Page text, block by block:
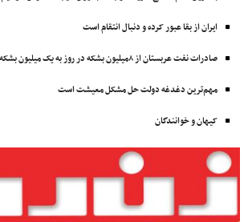
ایران از بقا عبور کرده و دنبال انتقام است
صادرات نفت عربستان از ۸میلیون بشکه در روز به یک میلیون بشکه کاهش یافت
مهم‌ترین دغدغه دولت حل مشکل معیشت است
کیهان و خوانندگان